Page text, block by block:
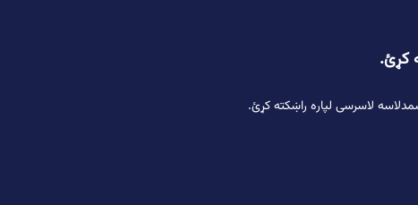
کړئ.
لاسرسی لپاره راښکته کړئ.